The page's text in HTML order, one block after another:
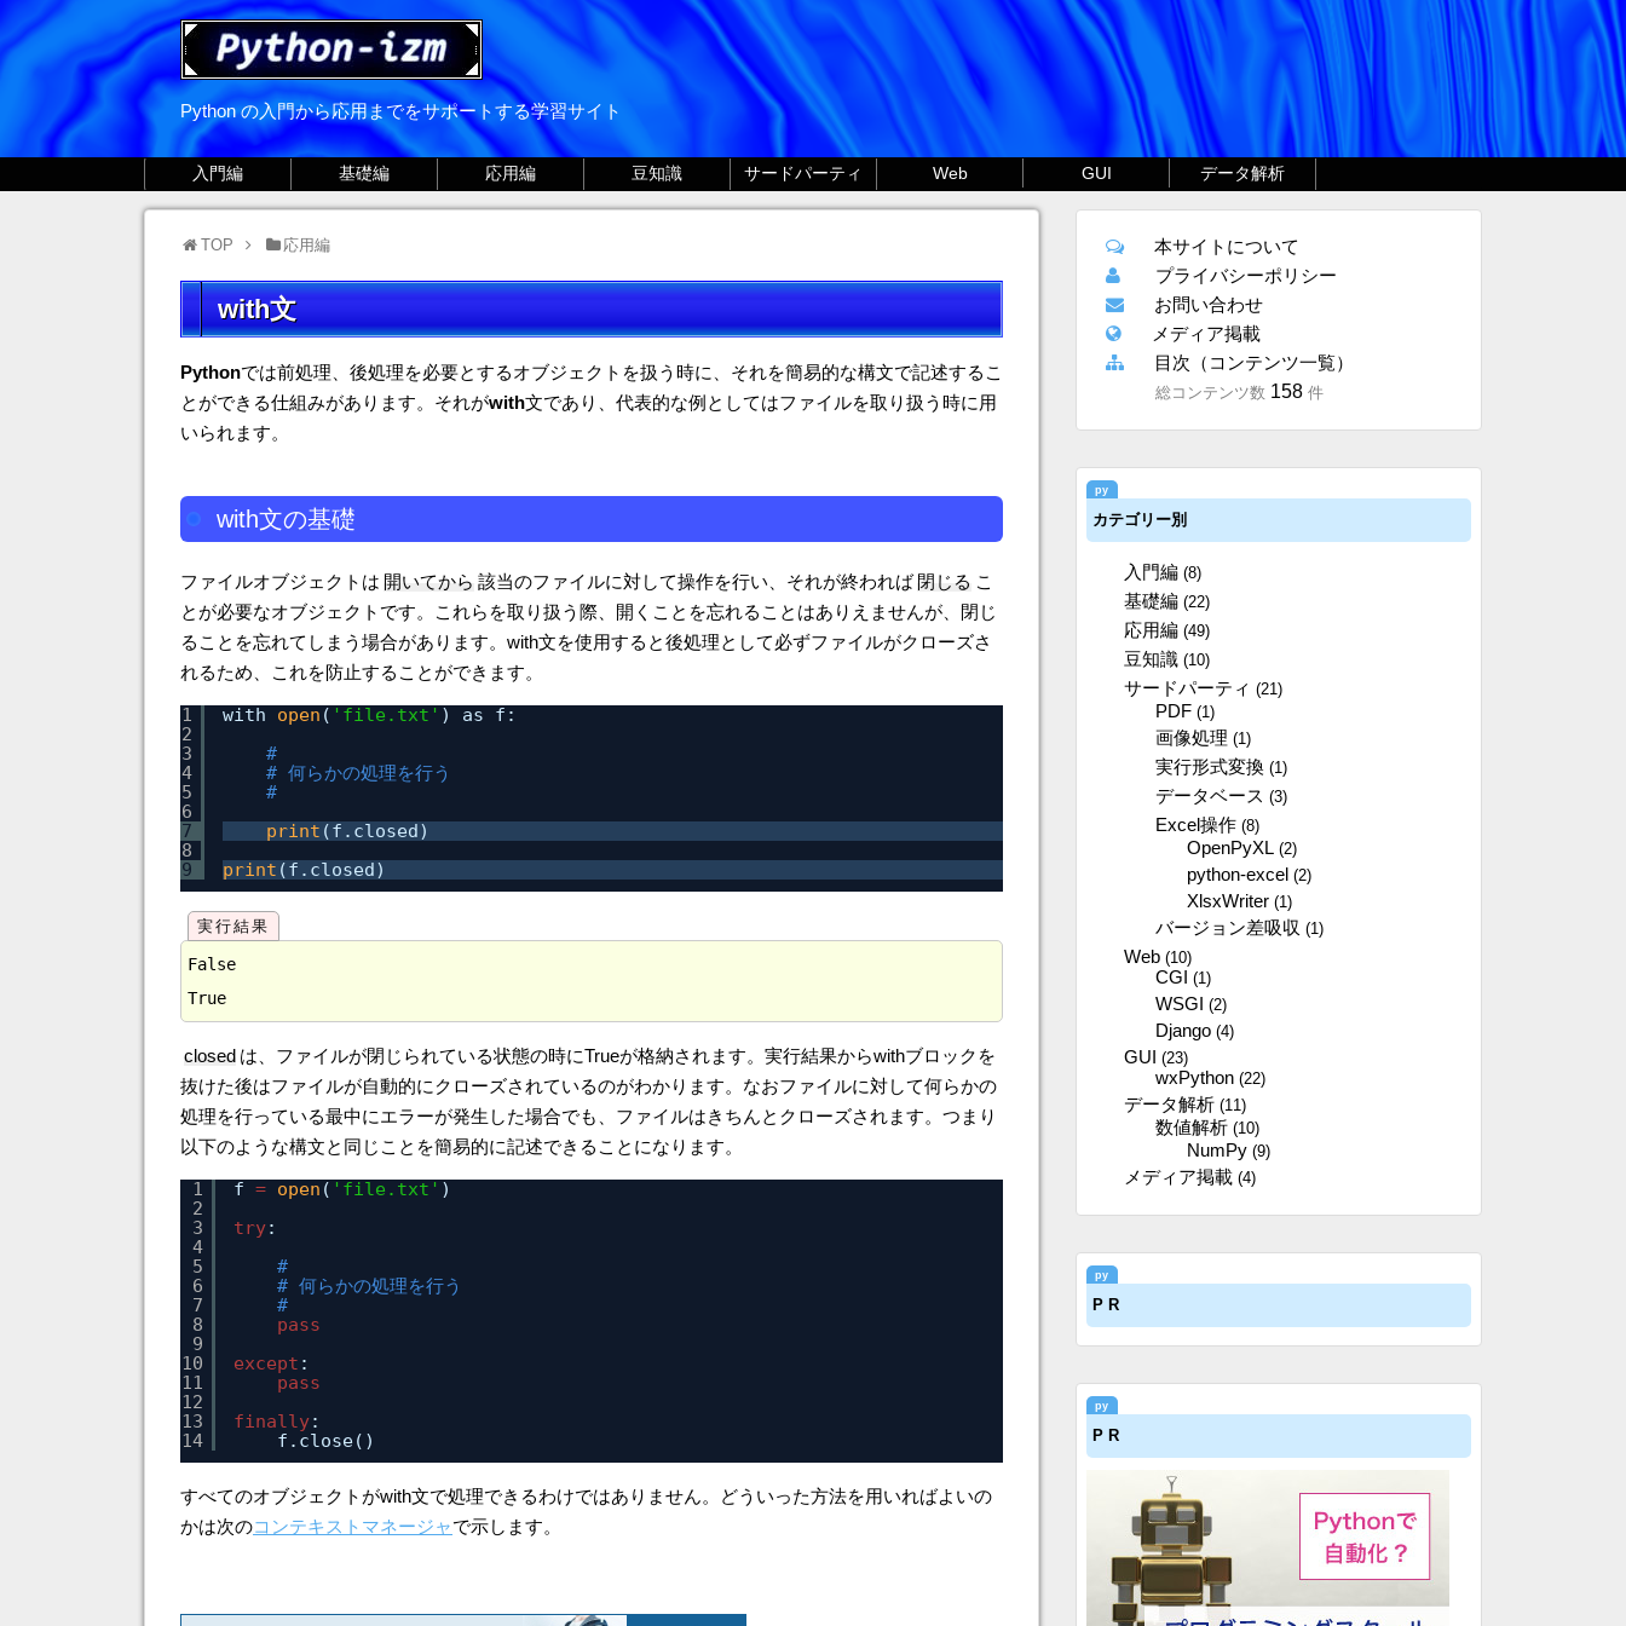
Python の入門から応用までをサポートする学習サイト
入門編 基礎編 応用編 豆知識 サードパーティ Web GUI データ解析
TOP 応用編
with文
Pythonでは前処理、後処理を必要とするオブジェクトを扱う時に、それを簡易的な構文で記述するこ
とができる仕組みがあります。それがwith文であり、代表的な例としてはファイルを取り扱う時に用
いられます。
with文の基礎
ファイルオブジェクトは 開いてから 該当のファイルに対して操作を行い、それが終われば 閉じる こ
とが必要なオブジェクトです。これらを取り扱う際、開くことを忘れることはありえませんが、閉じ
ることを忘れてしまう場合があります。with文を使用すると後処理として必ずファイルがクローズさ
れるため、これを防止することができます。
1
2
3
4
5
6
7
8
9
with open ( 'file.txt' ) as f:
#
# 何らかの処理を行う
#
print (f.closed)
print (f.closed)
False
closed は、ファイルが閉じられている状態の時にTrueが格納されます。実行結果からwithブロックを
抜けた後はファイルが自動的にクローズされているのがわかります。なおファイルに対して何らかの
処理を行っている最中にエラーが発生した場合でも、ファイルはきちんとクローズされます。つまり
以下のような構文と同じことを簡易的に記述できることになります。
1
2
3
4
5
6
7
8
9
10
11
12
13
14
f = open ( 'file.txt' )
try:
#
# 何らかの処理を行う
#
pass
except :
pass
finally:
f.close()
すべてのオブジェクトがwith文で処理できるわけではありません。どういった方法を用いればよいの
かは次のコンテキストマネージャで示します。
本サイトについて
プライバシーポリシー
お問い合わせ
メディア掲載
目次（コンテンツ一覧）
総コンテンツ数 158 件
カテゴリー別
入門編 (8)
基礎編 (22)
応用編 (49)
豆知識 (10)
サードパーティ (21)
PDF (1)
画像処理 (1)
実行形式変換 (1)
データベース (3)
Excel操作 (8)
OpenPyXL (2)
python-excel (2)
XlsxWriter (1)
バージョン差吸収 (1)
Web (10)
CGI (1)
WSGI (2)
Django (4)
GUI (23)
wxPython (22)
データ解析 (11)
数値解析 (10)
NumPy (9)
メディア掲載 (4)
P R
P R